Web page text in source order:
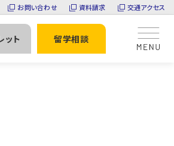
お問い合わせ 資料請求 交通アクセス
ット 留学相談